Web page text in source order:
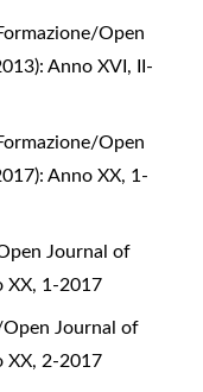
Open
Anno XVI, II-
Open
Anno XX, 1-
Journal of
XX, 1-2017
Journal of
XX, 2-2017